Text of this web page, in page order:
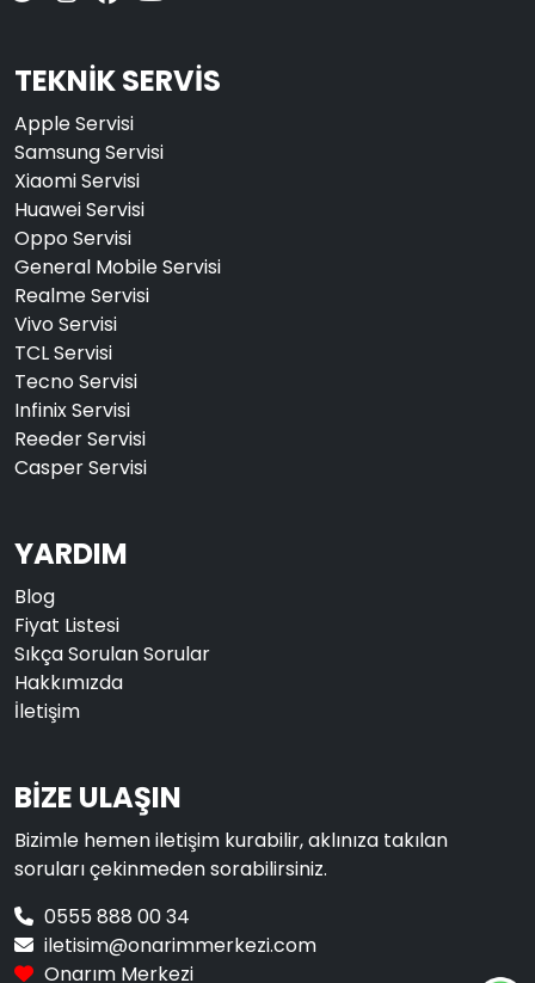
TEKNİK SERVİS
Apple Servisi
Samsung Servisi
Xiaomi Servisi
Huawei Servisi
Oppo Servisi
General Mobile Servisi
Realme Servisi
Vivo Servisi
TCL Servisi
Tecno Servisi
Infinix Servisi
Reeder Servisi
Casper Servisi
YARDIM
Blog
Fiyat Listesi
Sıkça Sorulan Sorular
Hakkımızda
İletişim
BİZE ULAŞIN
Bizimle hemen iletişim kurabilir, aklınıza takılan
soruları çekinmeden sorabilirsiniz.
0555 888 00 34
iletisim@onarimmerkezi.com
Onarım Merkezi